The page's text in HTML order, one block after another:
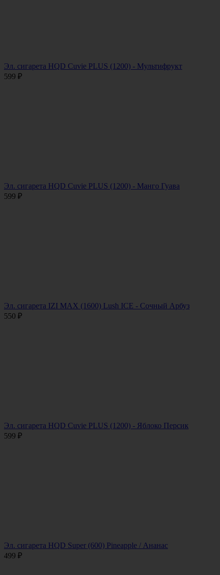
Эл. сигарета HQD Cuvie PLUS (1200) - Мультифрукт
599 ₽
Эл. сигарета HQD Cuvie PLUS (1200) - Манго Гуава
599 ₽
Эл. сигарета IZI MAX (1600) Lush ICE - Сочный Арбуз
550 ₽
Эл. сигарета HQD Cuvie PLUS (1200) - Яблоко Персик
599 ₽
Эл. сигарета HQD Super (600) Pineapple / Ананас
499 ₽